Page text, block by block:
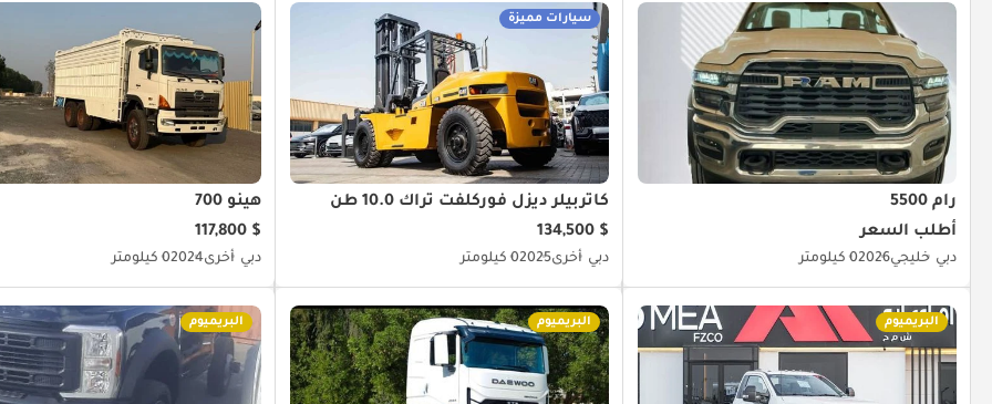
رام 5500
أطلب السعر
دبي خليجي20260 كيلومتر
سيارات مميزة
كاتربيلر ديزل فوركلفت تراك 10.0 طن
$ 134,500
دبي أخرى20250 كيلومتر
هينو 700
$ 117,800
دبي أخرى20240 كيلومتر
البريميوم البريميوم البريميوم